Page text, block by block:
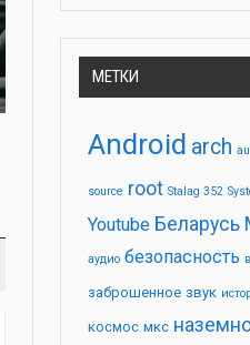
МЕТКИ
Android arch
source root Stalag 352
Youtube Беларусь
аудио безопасность
заброшенное звук
космос мкс